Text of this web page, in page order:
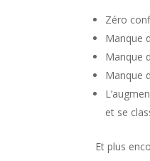
Zéro
Manque
Manque
Manque
et se
Et plus